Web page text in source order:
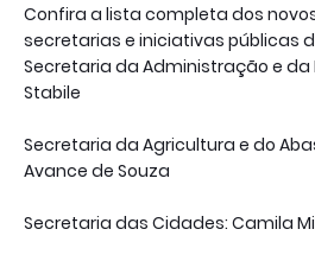
Confira a lista completa dos
secretarias e iniciativas públicas
Secretaria da Administração e da
Stabile
Secretaria da Agricultura e do
Avance de Souza
Secretaria das Cidades: Camila